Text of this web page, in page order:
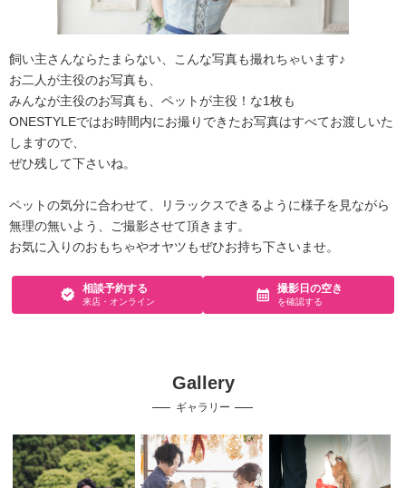
飼い主さんならたまらない、こんな写真も撮れちゃいます♪
お二人が主役のお写真も、
みんなが主役のお写真も、ペットが主役！な1枚も
ONESTYLEではお時間内にお撮りできたお写真はすべてお渡しいた
しますので、
ぜひ残して下さいね。
ペットの気分に合わせて、リラックスできるように様子を見ながら
無理の無いよう、ご撮影させて頂きます。
お気に入りのおもちゃやオヤツもぜひお持ち下さいませ。
相談予約する
来店・オンライン
撮影日の空き
を確認する
Gallery
ギャラリー